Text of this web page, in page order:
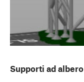
Supporti ad albero